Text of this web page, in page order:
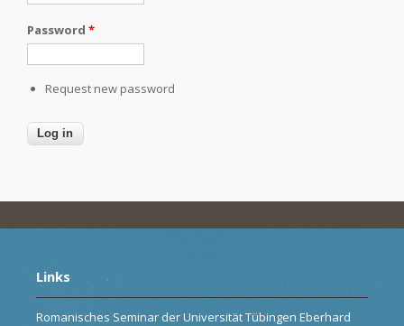
Password *
Request new password
Links
Romanisches Seminar der Universität Tübingen Eberhard